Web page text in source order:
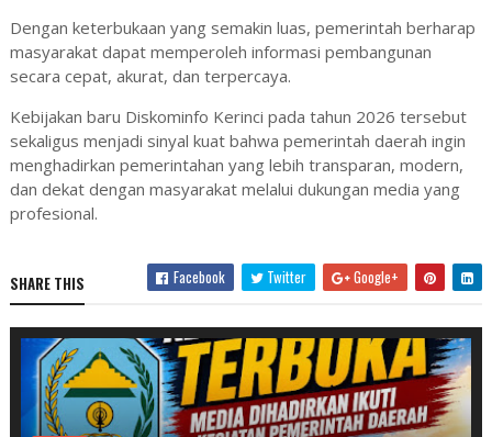
Dengan keterbukaan yang semakin luas, pemerintah berharap
masyarakat dapat memperoleh informasi pembangunan
secara cepat, akurat, dan terpercaya.
Kebijakan baru Diskominfo Kerinci pada tahun 2026 tersebut
sekaligus menjadi sinyal kuat bahwa pemerintah daerah ingin
menghadirkan pemerintahan yang lebih transparan, modern,
dan dekat dengan masyarakat melalui dukungan media yang
profesional.
SHARE THIS Facebook Twitter Google+